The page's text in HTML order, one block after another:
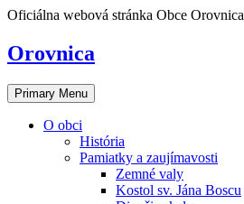
Skip
content
Oficiálna webová stránka Obce Orovnica
Orovnica
Primary Menu
O obci
História
Pamiatky a zaujímavosti
Zemné valy
Kostol sv. Jána Boscu